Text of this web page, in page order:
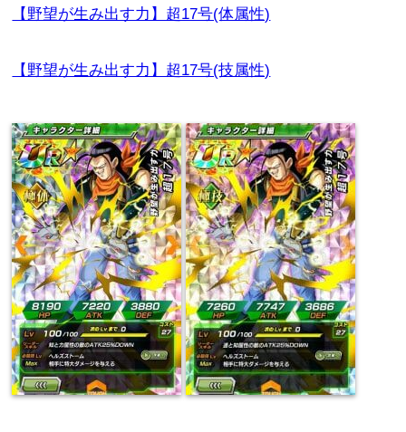
【野望が生み出す力】超17号(体属性)
【野望が生み出す力】超17号(技属性)